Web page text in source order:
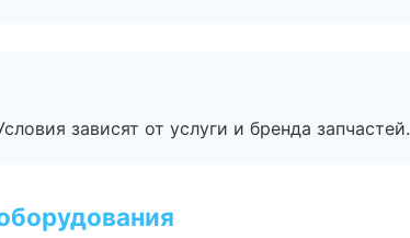
зависят от услуги и бренда запчастей.